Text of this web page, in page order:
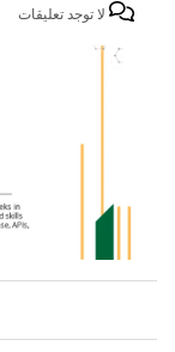
لا توجد تعليقات